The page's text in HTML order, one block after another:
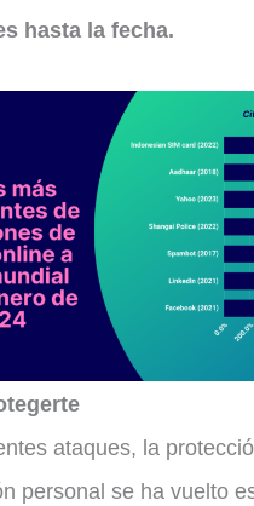
hasta la fecha.
ataques, la
personal se ha vuelto